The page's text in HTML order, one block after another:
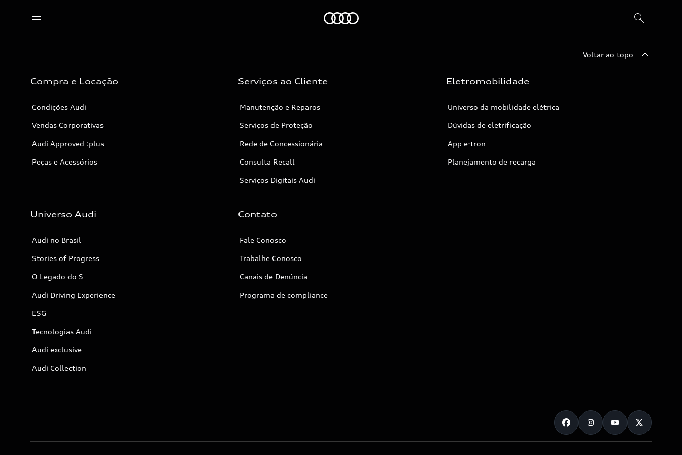
Voltar ao topo
Compra e Locação
Condições Audi
Vendas Corporativas
Audi Approved :plus
Peças e Acessórios
Serviços ao Cliente
Manutenção e Reparos
Serviços de Proteção
Rede de Concessionária
Consulta Recall
Serviços Digitais Audi
Eletromobilidade
Universo da mobilidade elétrica
Dúvidas de eletrificação
App e-tron
Planejamento de recarga
Universo Audi
Audi no Brasil
Stories of Progress
O Legado do S
Audi Driving Experience
ESG
Tecnologias Audi
Audi exclusive
Audi Collection
Contato
Fale Conosco
Trabalhe Conosco
Canais de Denúncia
Programa de compliance